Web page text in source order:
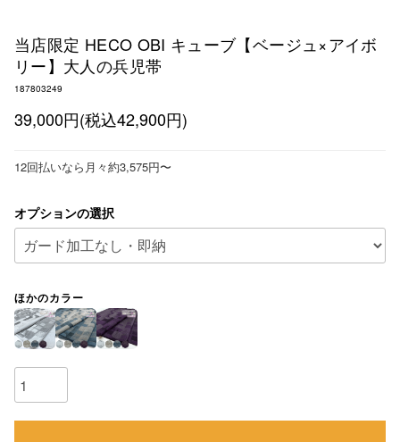
当店限定 HECO OBI キューブ【ベージュ×アイボ
リー】大人の兵児帯
187803249
39,000円(税込42,900円)
12回払いなら月々約3,575円〜
オプションの選択
ほかのカラー